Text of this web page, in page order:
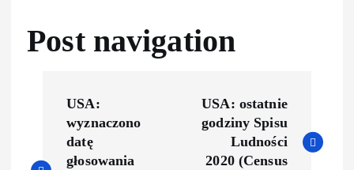
Post navigation
USA:
wyznaczono
datę
głosowania
USA: ostatnie
godziny Spisu
Ludności
2020 (Census